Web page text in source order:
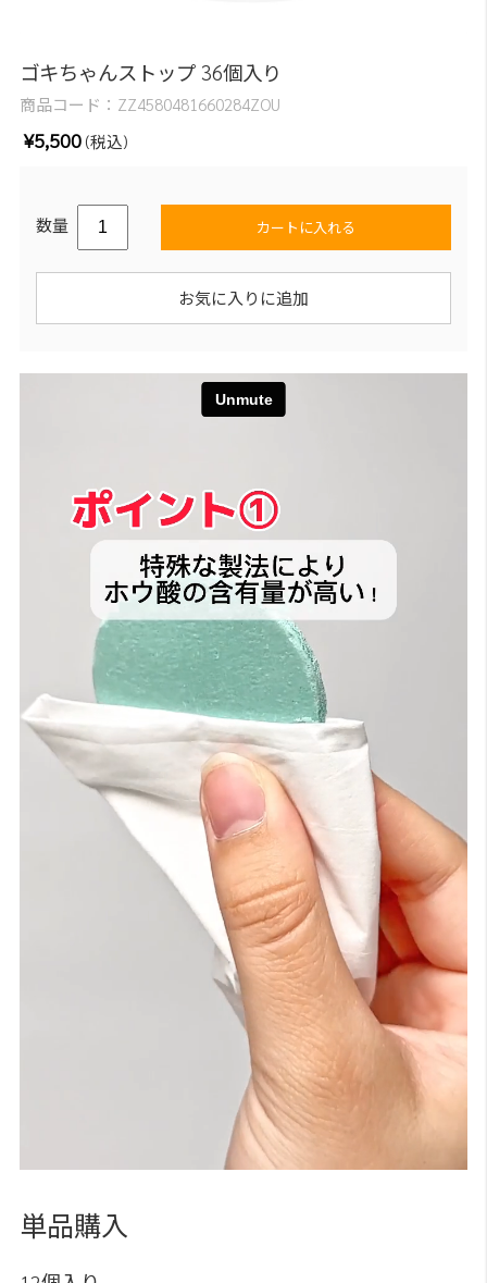
ゴキちゃんストップ 36個入り
商品コード： ZZ4580481660284ZOU
¥5,500 (税込)
数量 カートに入れる
お気に入りに追加
単品購入